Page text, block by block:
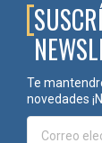
Te
novedades